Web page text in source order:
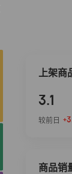
上架商
3.1
较前日
商品销